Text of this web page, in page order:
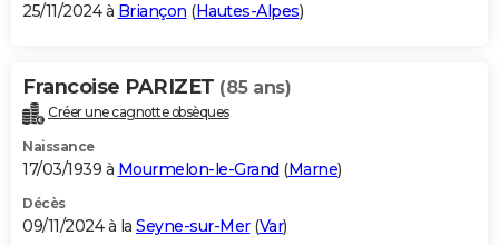
25/11/2024 à Briançon (Hautes-Alpes)
Francoise PARIZET (85 ans)
Créer une cagnotte obsèques
Naissance
17/03/1939 à Mourmelon-le-Grand (Marne)
Décès
09/11/2024 à la Seyne-sur-Mer(Var)